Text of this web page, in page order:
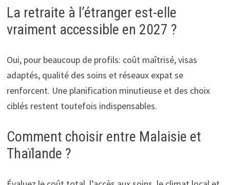
La retraite à l’étranger est-elle
vraiment accessible en 2027 ?
Oui, pour beaucoup de profils: coût maîtrisé, visas
adaptés, qualité des soins et réseaux expat se
renforcent. Une planification minutieuse et des choix
ciblés restent toutefois indispensables.
Comment choisir entre Malaisie et
Thaïlande ?